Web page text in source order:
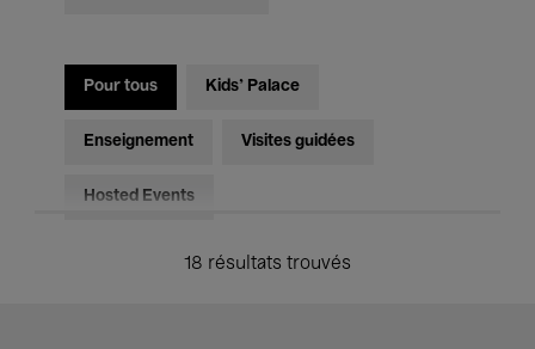
Pour tous Kids’ Palace
Enseignement Visites guidées
Hosted Events
18 résultats trouvés